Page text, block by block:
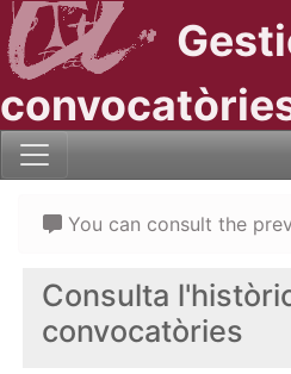
Consulta
convocatòries
You can consult the